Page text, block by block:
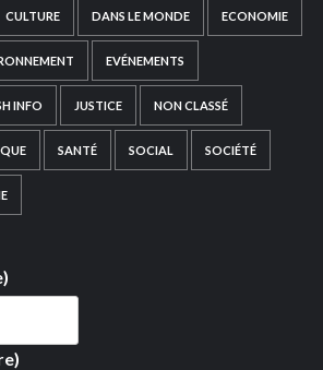
CULTURE DANS LE MONDE ECONOMIE
EVÉNEMENTS
INFO JUSTICE NON CLASSÉ
SANTÉ SOCIAL SOCIÉTÉ